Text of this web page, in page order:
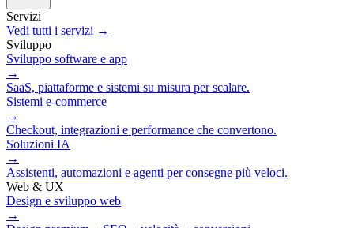
Servizi
Vedi tutti i servizi →
Sviluppo
Sviluppo software e app
→
SaaS, piattaforme e sistemi su misura per scalare.
Sistemi e‑commerce
→
Checkout, integrazioni e performance che convertono.
Soluzioni IA
→
Assistenti, automazioni e agenti per consegne più veloci.
Web & UX
Design e sviluppo web
→